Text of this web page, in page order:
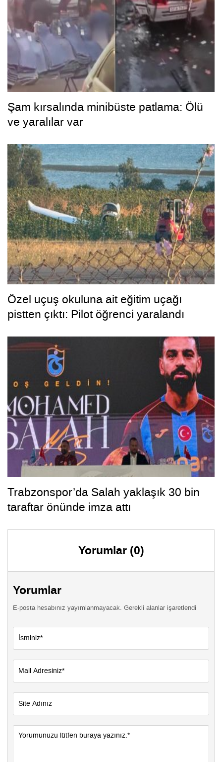
Şam kırsalında minibüste patlama: Ölü
ve yaralılar var
Özel uçuş okuluna ait eğitim uçağı
pistten çıktı: Pilot öğrenci yaralandı
Trabzonspor’da Salah yaklaşık 30 bin
taraftar önünde imza attı
Yorumlar (0)
Yorumlar
E-posta hesabınız yayımlanmayacak. Gerekli alanlar işaretlendi